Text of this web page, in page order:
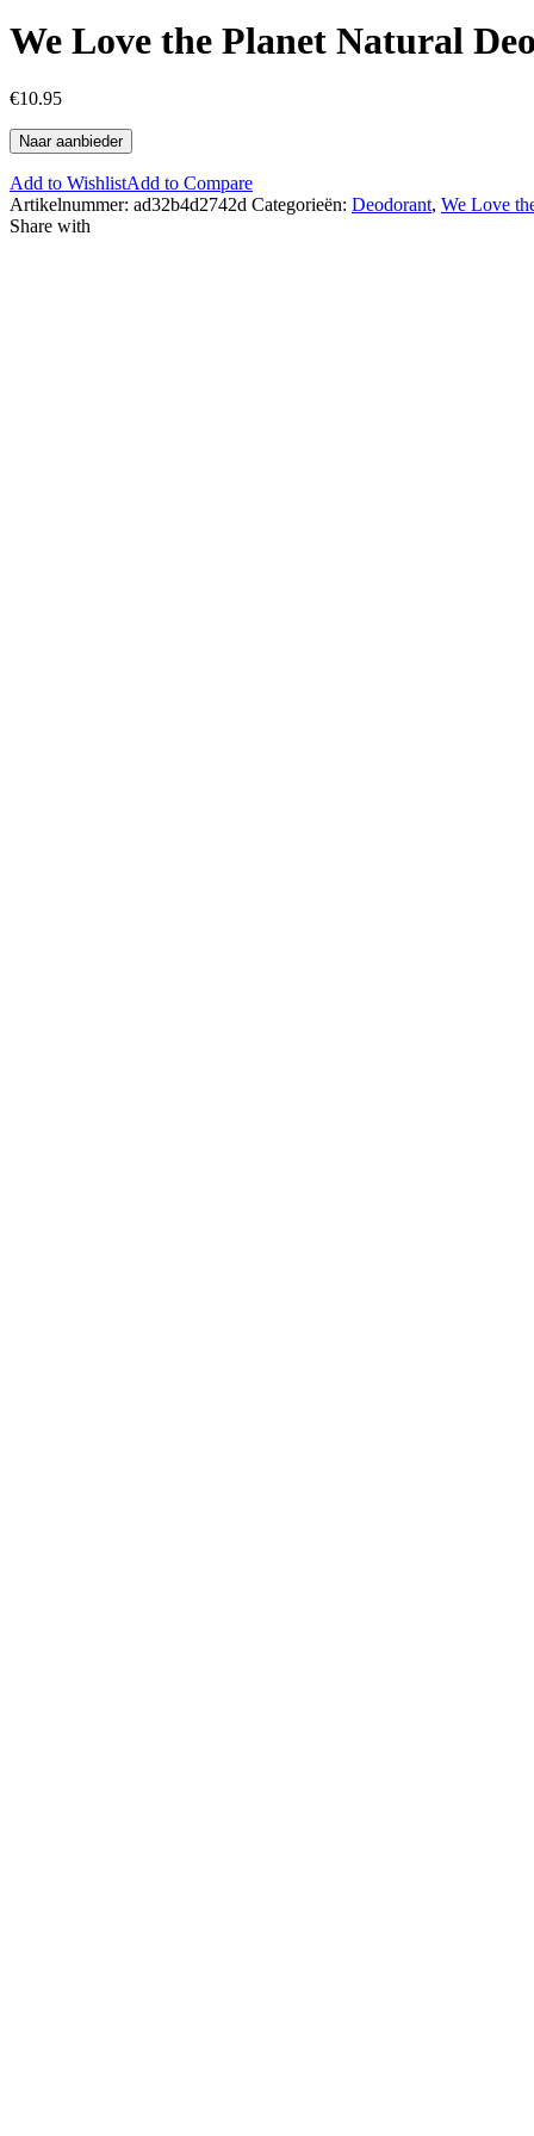
We Love the Planet Natural
€10.95
Naar aanbieder
Add to WishlistAdd to Compare
Artikelnummer: ad32b4d2742d Categorieën: Deodorant, We Love
Share with